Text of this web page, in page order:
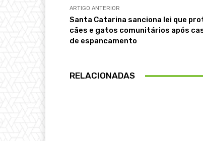
ARTIGO ANTERIOR
Santa Catarina sanciona lei que
cães e gatos comunitários após
de espancamento
RELACIONADAS